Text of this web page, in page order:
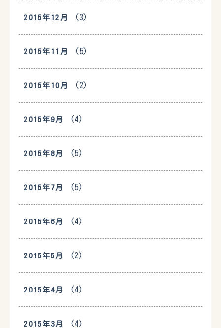
2015年12月 (3)
2015年11月 (5)
2015年10月 (2)
2015年9月 (4)
2015年8月 (5)
2015年7月 (5)
2015年6月 (4)
2015年5月 (2)
2015年4月 (4)
2015年3月 (4)